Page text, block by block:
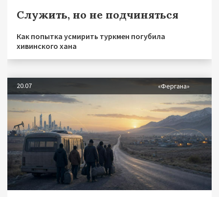
Служить, но не подчиняться
Как попытка усмирить туркмен погубила
хивинского хана
20.07 «Фергана»